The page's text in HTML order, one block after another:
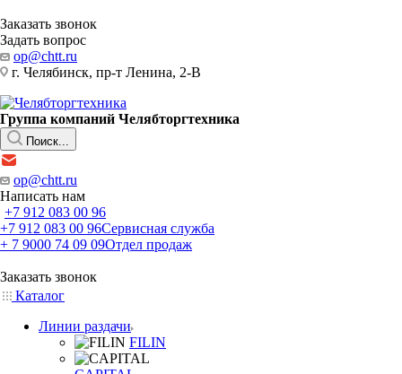
Заказать звонок
Задать вопрос
op@chtt.ru
г. Челябинск, пр-т Ленина, 2-В
Группа компаний Челябторгтехника
Поиск...
op@chtt.ru
Написать нам
+7 912 083 00 96
+7 912 083 00 96Сервисная служба
+ 7 9000 74 09 09Отдел продаж
Заказать звонок
Каталог
Линии раздачи
FILIN